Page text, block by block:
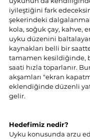
iyileştiğini fark
şekerindeki
kola, soğuk çay, kahve,
uyku düzenini
kaynakları belli bir
tamamen kesildiğinde,
saati hızla toparlanır.
akşamları "ekran
eklendiğinde düzenli
gelir.
Hedefimiz nedir?
Uyku konusunda arzu